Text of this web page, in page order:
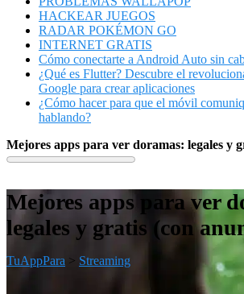
HACKEAR JUEGOS
RADAR POKÉMON GO
INTERNET GRATIS
Cómo conectarte a Android Auto sin
¿Qué es Flutter? Descubre el
Google para crear aplicaciones
¿Cómo hacer para que el móvil
hablando?
Mejores apps para ver doramas: legales y
Mejores apps para ver
legales y gratis (con
TuAppPara > Streaming